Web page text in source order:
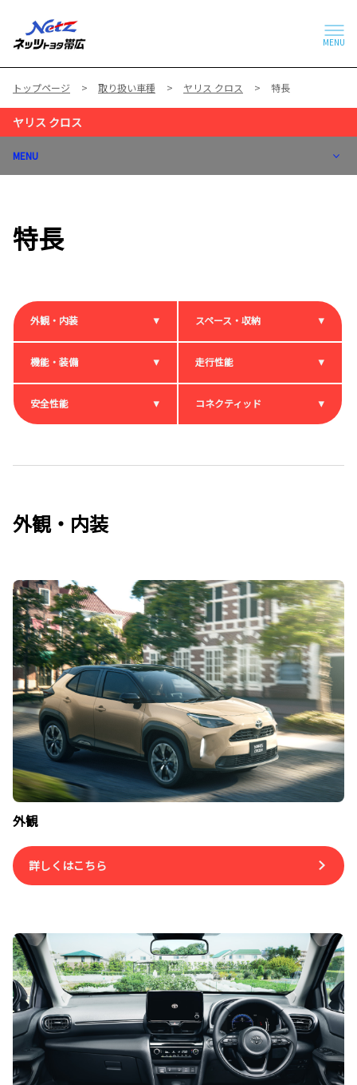
MENU
トップページ 取り扱い車種 ヤリス クロス 特長
ヤリス クロス
MENU
特長
外観・内装 スペース・収納
機能・装備 走行性能
安全性能 コネクティッド
外観・内装
外観
詳しくはこちら